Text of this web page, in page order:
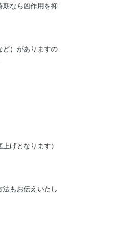
なら凶作用を抑
ど）がありますの
げとなります）
もお伝えいたし